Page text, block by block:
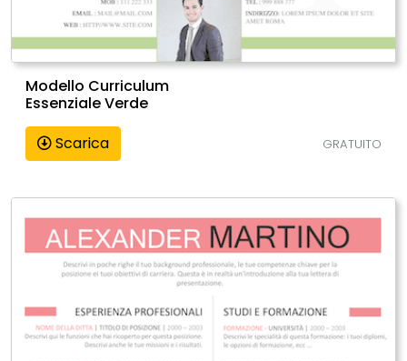
Modello Curriculum
Essenziale Verde
Scarica
GRATUITO